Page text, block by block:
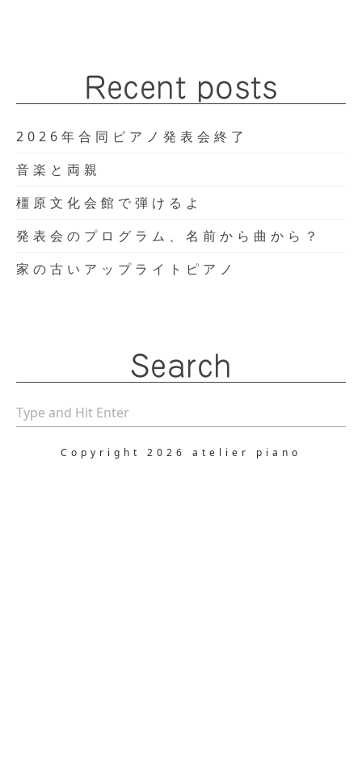
Recent posts
2026年合同ピアノ発表会終了
音楽と両親
橿原文化会館で弾けるよ
発表会のプログラム、名前から曲から？
家の古いアップライトピアノ
Search
Copyright 2026 atelier piano